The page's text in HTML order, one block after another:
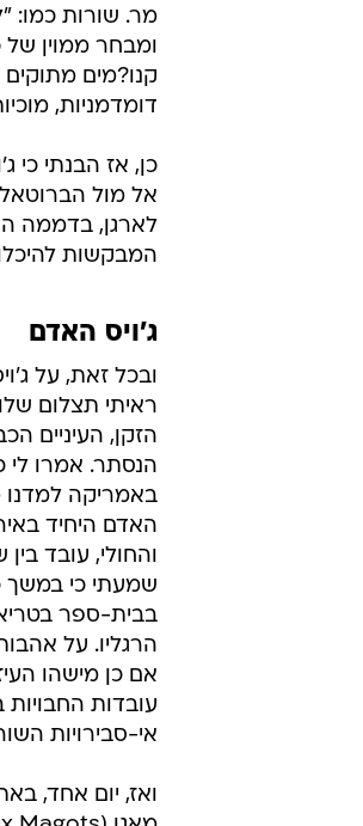
מר. שורות כמו:
ומבחר ממוין של
קנו?מים
דומדמניות,
כן, אז הבנתי כי
אל מול
לארגן, בדממה
המבקשות
ג'ויס האדם
ובכל זאת, על
ראיתי תצלום
הזקן, העיניים
הנסתר. אמרו לי
באמריקה למדנו
האדם היחיד
והחולי, עובד
שמעתי כי במשך
בבית-ספר
הרגליו. על
אם כן מישהו
עובדות
אי-סבירויות
ואז, יום אחד,